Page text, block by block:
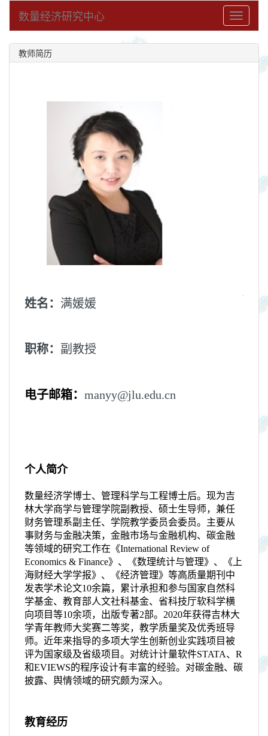
Toggle
数量经济研究中心
教师简历
姓名： 满媛媛
职称： 副教授
电子邮箱： manyy@jlu.edu.cn
个人简介
数量经济学博士、管理科学与工程博士后。现为吉
林大学商学与管理学院副教授、硕士生导师，兼任
财务管理系副主任、学院教学委员会委员。主要从
事财务与金融决策，金融市场与金融机构、碳金融
等领域的研究工作在《International Review of
Economics & Finance》、《数理统计与管理》、《上
海财经大学学报》、《经济管理》等高质量期刊中
发表学术论文10余篇，累计承担和参与国家自然科
学基金、教育部人文社科基金、省科技厅软科学横
向项目等10余项，出版专著2部。 2020年获得吉林大
学青年教师大奖赛二等奖，教学质量奖及优秀班导
师。近年来指导的多项大学生创新创业实践项目被
评为国家级及省级项目。对统计计量软件STATA、 R
和EVIEWS的程序设计有丰富的经验。对碳金融、碳
披露、舆情领域的研究颇为深入。
教育经历